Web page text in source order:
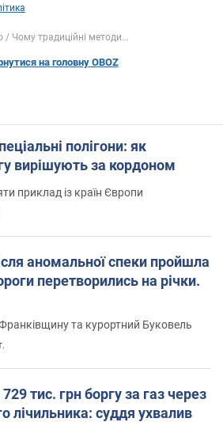
Чому традиційні методи...
на головну OBOZ
полігони: як
вирішують за кордоном
приклад із країн Європи
аномальної спеки пройшла
перетворились на річки.
та курортний Буковель
тис. грн боргу за газ через
лічильника: суддя ухвалив